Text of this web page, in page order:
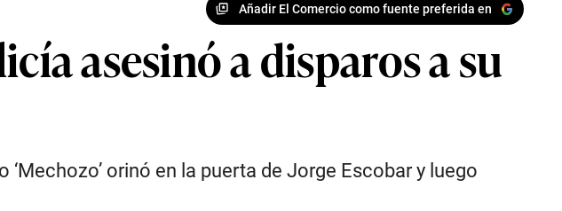
Añadir El Comercio como fuente preferida en
asesinó a disparos a su
orinó en la puerta de Jorge Escobar y luego